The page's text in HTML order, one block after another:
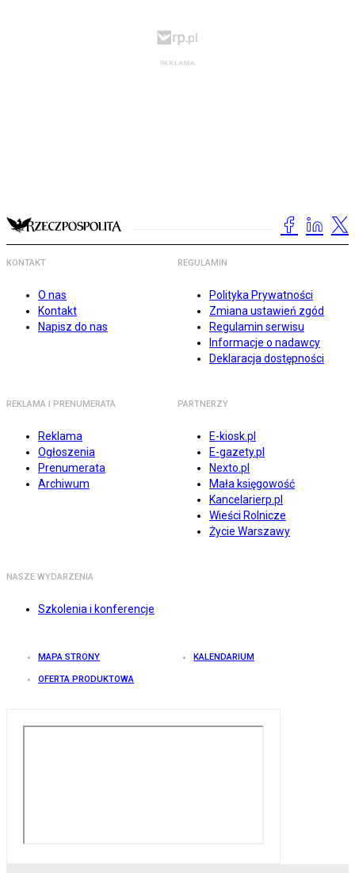
KONTAKT
O nas
Kontakt
Napisz do nas
REGULAMIN
Polityka Prywatności
Zmiana ustawień zgód
Regulamin serwisu
Informacje o nadawcy
Deklaracja dostępności
REKLAMA I PRENUMERATA
Reklama
Ogłoszenia
Prenumerata
Archiwum
PARTNERZY
E-kiosk.pl
E-gazety.pl
Nexto.pl
Mała księgowość
Kancelarierp.pl
Wieści Rolnicze
Życie Warszawy
NASZE WYDARZENIA
Szkolenia i konferencje
MAPA STRONY KALENDARIUM
OFERTA PRODUKTOWA